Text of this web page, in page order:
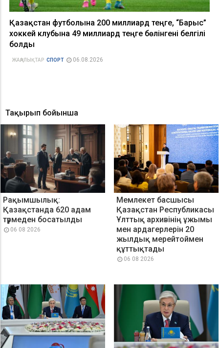
Қазақстан футболына 200 миллиард теңге, “Барыс”
хоккей клубына 49 миллиард теңге бөлінгені белгілі
болды
ЖАҢАЛЫҚТАР СПОРТ 06.08.2026
Тақырып бойынша
Рақымшылық:
Қазақстанда 620 адам
түрмеден босатылды
06 08 2026
Мемлекет басшысы
Қазақстан Республикасы
Ұлттық архивінің ұжымы
мен ардагерлерін 20
жылдық мерейтоймен
құттықтады
06 08 2026